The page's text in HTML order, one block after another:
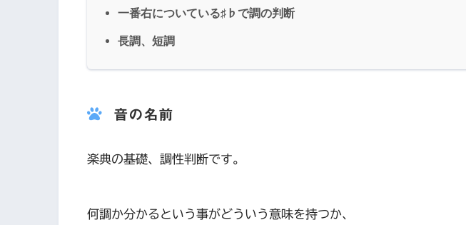
一番右についている♯♭で調の判断
長調、短調
音の名前
楽典の基礎、調性判断です。
何調か分かるという事がどういう意味を持つか、